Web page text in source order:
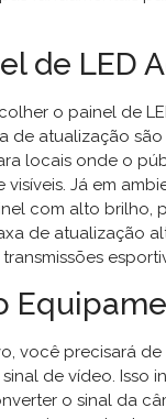
de LED
o painel de
de atualização
locais onde o
Já em
com alto brilho,
de atualização
você precisará
de vídeo. Isso
o sinal da